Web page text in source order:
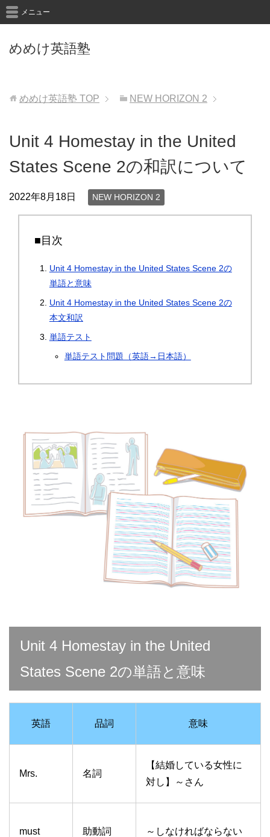
めめけ英語塾
メニュー
めめけ英語塾 TOP NEW HORIZON 2
Unit 4 Homestay in the United
States Scene 2の和訳について
2022年8月18日 NEW HORIZON 2
■目次
Unit 4 Homestay in the United States Scene 2の
単語と意味
Unit 4 Homestay in the United States Scene 2の
本文和訳
単語テスト
単語テスト問題（英語→日本語）
Unit 4 Homestay in the United
States Scene 2の単語と意味
英語 品詞 意味
Mrs. 名詞
【結婚している女性に
対し】～さん
must 助動詞 ～しなければならない